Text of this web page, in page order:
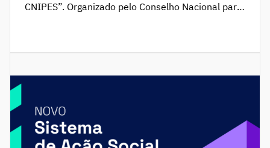
CNIPES”. Organizado pelo Conselho Nacional para
Semana de Valorização da Inovação Pedagógica e
Co-creating Tomorrow”. […]